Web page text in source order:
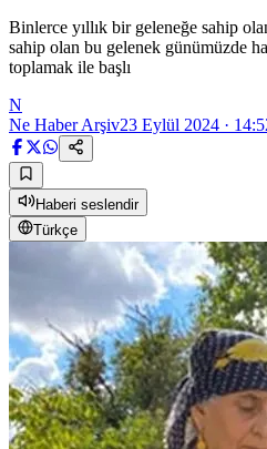
Binlerce yıllık bir geleneğe sahip
sahip olan bu gelenek günümüzde
toplamak ile başlı
N
Ne Haber Arşiv23 Eylül 2024 ·
Haberi seslendir
Türkçe